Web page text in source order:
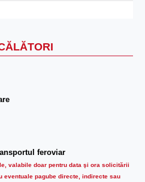
feroviar
valabile doar pentru data şi ora solicitării
eventuale pagube directe, indirecte sau